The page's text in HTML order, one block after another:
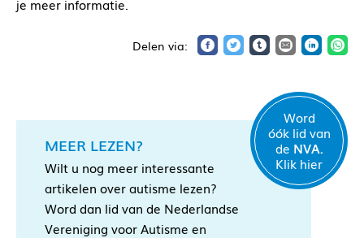
je meer informatie.
MEER LEZEN?
Wilt u nog meer interessante
artikelen over autisme lezen?
Word dan lid van de Nederlandse
Vereniging voor Autisme en
Word
óók lid van
de NVA.
Klik hier